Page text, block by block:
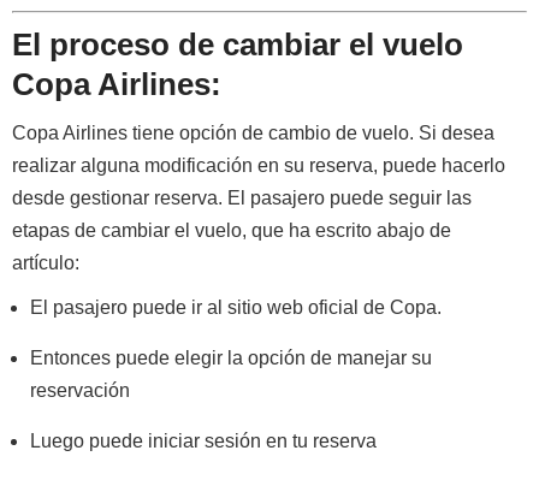
El proceso de cambiar el vuelo
Copa Airlines:
Copa Airlines tiene opción de cambio de vuelo. Si desea
realizar alguna modificación en su reserva, puede hacerlo
desde gestionar reserva. El pasajero puede seguir las
etapas de cambiar el vuelo, que ha escrito abajo de
artículo:
El pasajero puede ir al sitio web oficial de Copa.
Entonces puede elegir la opción de manejar su
reservación
Luego puede iniciar sesión en tu reserva